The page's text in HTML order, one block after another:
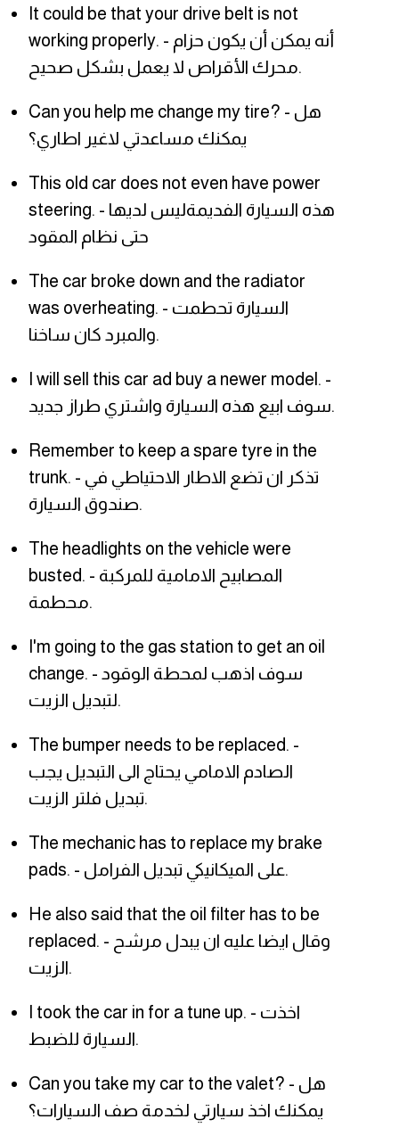
It could be that your drive belt is not
working properly. - أنه يمكن أن يكون حزام
محرك الأقراص لا يعمل بشكل صحيح.
Can you help me change my tire? - هل
يمكنك مساعدتي لاغير اطاري؟
This old car does not even have power
steering. - هذه السيارة الفديمةليس لديها
حتى نظام المقود
The car broke down and the radiator
was overheating. - السيارة تحطمت
والمبرد كان ساخنا.
I will sell this car ad buy a newer model. -
سوف ابيع هذه السيارة واشتري طراز جديد.
Remember to keep a spare tyre in the
trunk. - تذكر ان تضع الاطار الاحتياطي في
صندوق السيارة.
The headlights on the vehicle were
busted. - المصابيح الامامية للمركبة
محطمة.
I'm going to the gas station to get an oil
change. - سوف اذهب لمحطة الوقود
لتبديل الزيت.
The bumper needs to be replaced. -
الصادم الامامي يحتاج الى التبديل يجب
تبديل فلتر الزيت.
The mechanic has to replace my brake
pads. - على الميكانيكي تبديل الفرامل.
He also said that the oil filter has to be
replaced. - وقال ايضا عليه ان يبدل مرشح
الزيت.
I took the car in for a tune up. - اخذت
السيارة للضبط.
Can you take my car to the valet? - هل
يمكنك اخذ سيارتي لخدمة صف السيارات؟